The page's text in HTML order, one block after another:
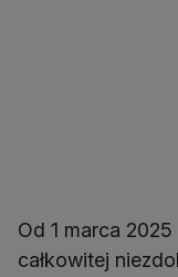
Od 1 marca
całkowitej